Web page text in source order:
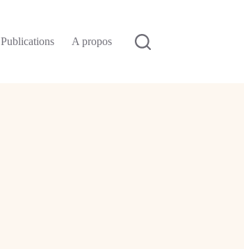
Publications A propos